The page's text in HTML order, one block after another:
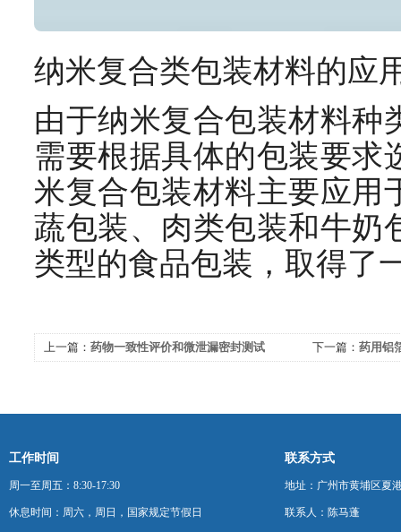
纳米复合类包装材料的应
由于纳米复合包装材料种
需要根据具体的包装要求
米复合包装材料主要应用
蔬包装、肉类包装和牛奶
类型的食品包装，取得了
上一篇： 药物一致性评价和微泄漏密封测试 下一篇： 药用铝
工作时间
周一至周五：8:30-17:30
休息时间：周六，周日，国家规定节假日
联系方式
地址：广州市黄埔区夏
联系人：陈马蓬